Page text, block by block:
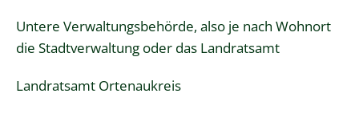
Untere Verwaltungsbehörde, also je nach Wohnort
die Stadtverwaltung oder das Landratsamt
Landratsamt Ortenaukreis